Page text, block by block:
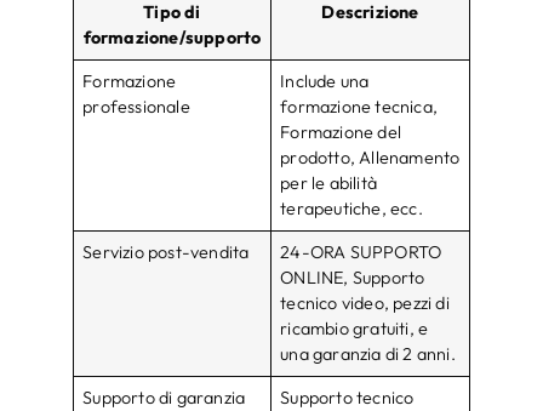
Tipo di
formazione/supporto
Descrizione
Formazione
professionale
Include una
formazione tecnica,
Formazione del
prodotto, Allenamento
per le abilità
terapeutiche, ecc.
Servizio post-vendita
24-ORA SUPPORTO
ONLINE, Supporto
tecnico video, pezzi di
ricambio gratuiti, e
una garanzia di 2 anni.
Supporto di garanzia
Supporto tecnico